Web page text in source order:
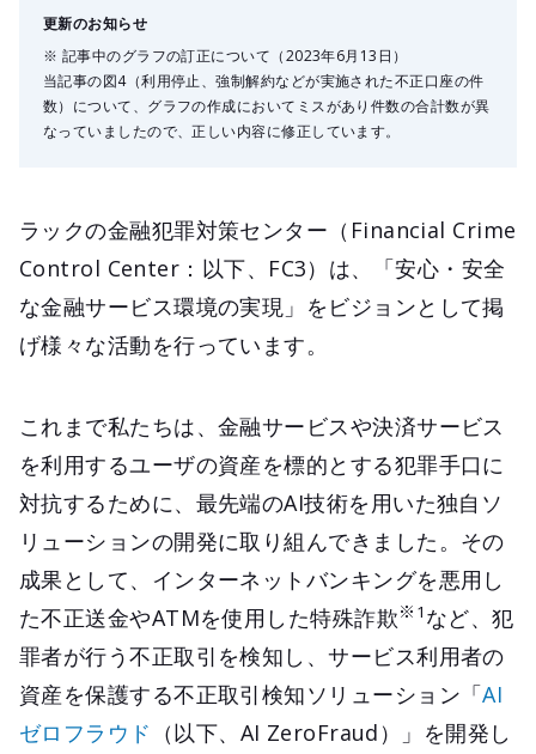
更新のお知らせ
※ 記事中のグラフの訂正について（2023年6月13日）
当記事の図4（利用停止、強制解約などが実施された不正口座の件
数）について、グラフの作成においてミスがあり件数の合計数が異
なっていましたので、正しい内容に修正しています。
ラックの金融犯罪対策センター（Financial Crime
Control Center：以下、FC3）は、「安心・安全
な金融サービス環境の実現」をビジョンとして掲
げ様々な活動を行っています。
これまで私たちは、金融サービスや決済サービス
を利用するユーザの資産を標的とする犯罪手口に
対抗するために、最先端のAI技術を用いた独自ソ
リューションの開発に取り組んできました。その
成果として、インターネットバンキングを悪用し
た不正送金やATMを使用した特殊詐欺※1 など、犯
罪者が行う不正取引を検知し、サービス利用者の
資産を保護する不正取引検知ソリューション「AI
ゼロフラウド （以下、AI ZeroFraud）」を開発し